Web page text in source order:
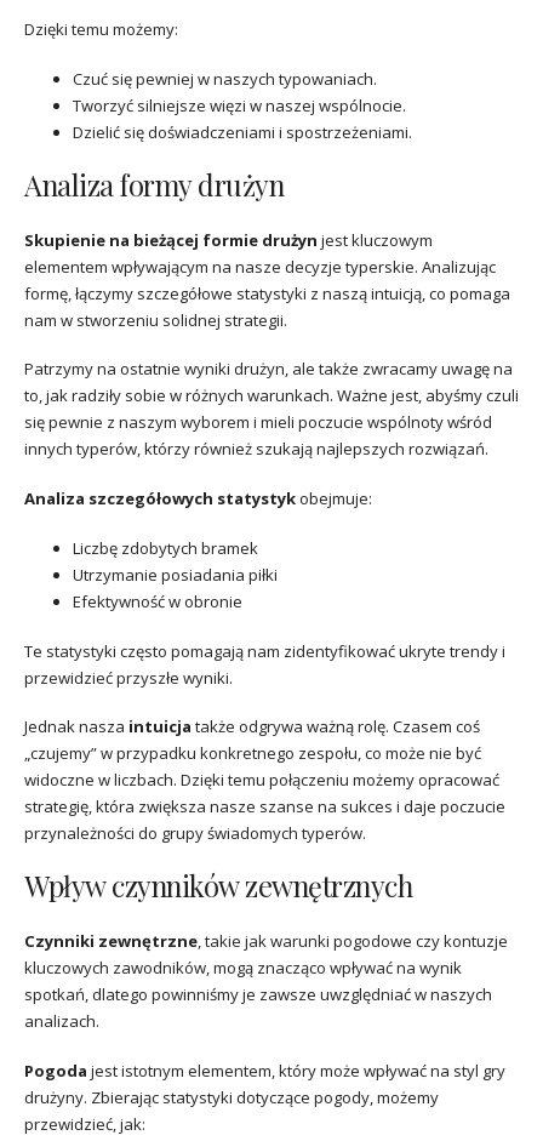
Dzięki temu możemy:
Czuć się pewniej w naszych typowaniach.
Tworzyć silniejsze więzi w naszej wspólnocie.
Dzielić się doświadczeniami i spostrzeżeniami.
Analiza formy drużyn
Skupienie na bieżącej formie drużyn jest kluczowym
elementem wpływającym na nasze decyzje typerskie. Analizując
formę, łączymy szczegółowe statystyki z naszą intuicją, co pomaga
nam w stworzeniu solidnej strategii.
Patrzymy na ostatnie wyniki drużyn, ale także zwracamy uwagę na
to, jak radziły sobie w różnych warunkach. Ważne jest, abyśmy czuli
się pewnie z naszym wyborem i mieli poczucie wspólnoty wśród
innych typerów, którzy również szukają najlepszych rozwiązań.
Analiza szczegółowych statystykobejmuje:
Liczbę zdobytych bramek
Utrzymanie posiadania piłki
Efektywność w obronie
Te statystyki często pomagają nam zidentyfikować ukryte trendy i
przewidzieć przyszłe wyniki.
Jednak nasza intuicja także odgrywa ważną rolę. Czasem coś
„czujemy” w przypadku konkretnego zespołu, co może nie być
widoczne w liczbach. Dzięki temu połączeniu możemy opracować
strategię, która zwiększa nasze szanse na sukces i daje poczucie
przynależności do grupy świadomych typerów.
Wpływ czynników zewnętrznych
Czynniki zewnętrzne, takie jak warunki pogodowe czy kontuzje
kluczowych zawodników, mogą znacząco wpływać na wynik
spotkań, dlatego powinniśmy je zawsze uwzględniać w naszych
analizach.
Pogoda jest istotnym elementem, który może wpływać na styl gry
drużyny. Zbierając statystyki dotyczące pogody, możemy
przewidzieć, jak: